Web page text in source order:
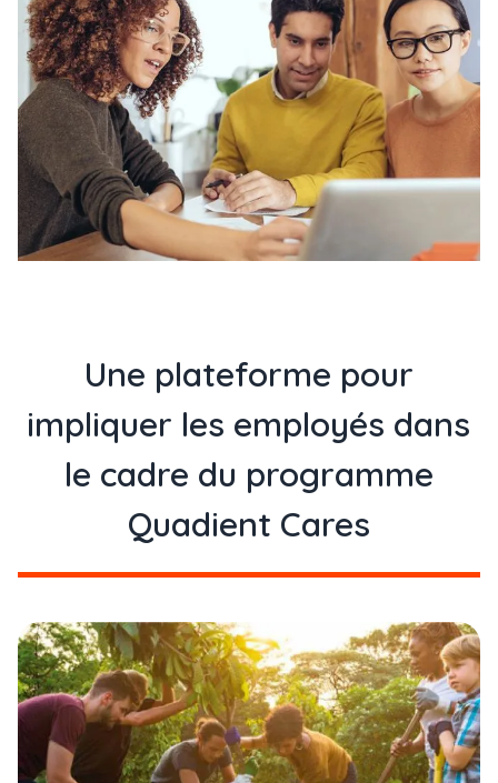
Une plateforme pour
impliquer les employés dans
le cadre du programme
Quadient Cares